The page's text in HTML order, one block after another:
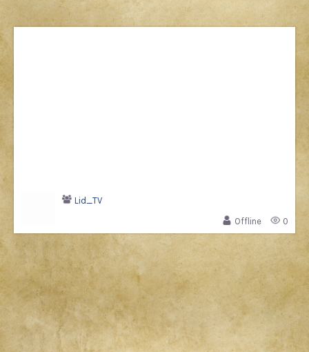
Lid_TV
Offline
0